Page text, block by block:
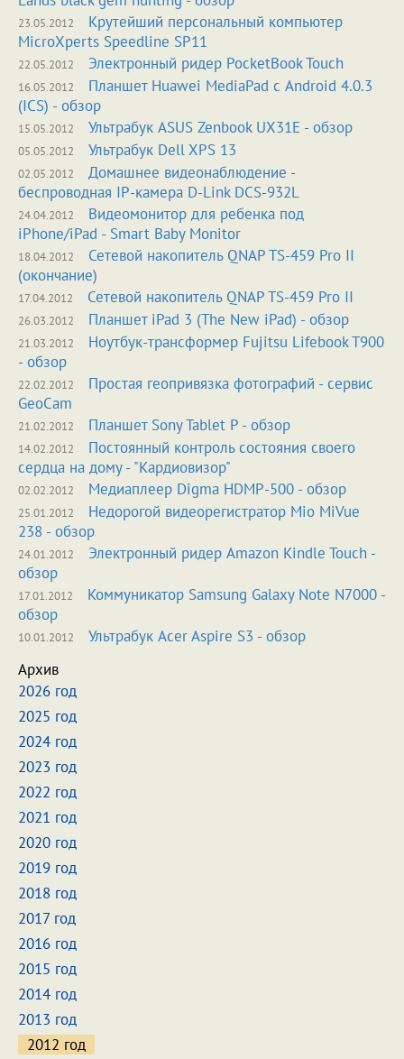
23.05.2012
Крутейший персональный компьютер
MicroXperts Speedline SP11
22.05.2012 Электронный ридер PocketBook Touch
16.05.2012
Планшет Huawei MediaPad с Android 4.0.3
(ICS) - обзор
15.05.2012 Ультрабук ASUS Zenbook UX31E - обзор
05.05.2012 Ультрабук Dell XPS 13
02.05.2012
Домашнее видеонаблюдение -
беспроводная IP-камера D-Link DCS-932L
24.04.2012
Видеомонитор для ребенка под
iPhone/iPad - Smart Baby Monitor
18.04.2012
Сетевой накопитель QNAP TS-459 Pro II
(окончание)
17.04.2012 Сетевой накопитель QNAP TS-459 Pro II
26.03.2012 Планшет iPad 3 (The New iPad) - обзор
21.03.2012
Ноутбук-трансформер Fujitsu Lifebook T900
- обзор
22.02.2012
Простая геопривязка фотографий - сервис
GeoCam
21.02.2012 Планшет Sony Tablet P - обзор
14.02.2012
Постоянный контроль состояния своего
сердца на дому - "Кардиовизор"
02.02.2012 Медиаплеер Digma HDMP-500 - обзор
25.01.2012
Недорогой видеорегистратор Mio MiVue
238 - обзор
24.01.2012
Электронный ридер Amazon Kindle Touch -
обзор
17.01.2012
Коммуникатор Samsung Galaxy Note N7000 -
обзор
10.01.2012
Ультрабук Acer Aspire S3 - обзор
Архив
2026 год
2025 год
2024 год
2023 год
2022 год
2021 год
2020 год
2019 год
2018 год
2017 год
2016 год
2015 год
2014 год
2013 год
2012 год